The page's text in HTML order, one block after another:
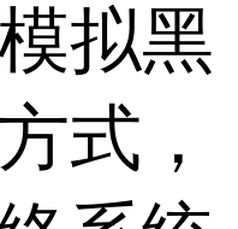
拟黑
式，